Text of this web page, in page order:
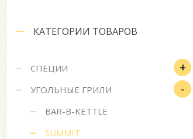
КАТЕГОРИИ ТОВАРОВ
СПЕЦИИ +
УГОЛЬНЫЕ ГРИЛИ
BAR-B-KETTLE
SUMMIT
-